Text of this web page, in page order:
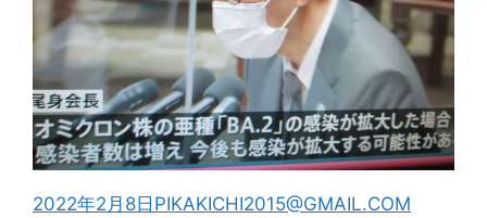
2022年2月8日 PIKAKICHI2015@GMAIL.COM